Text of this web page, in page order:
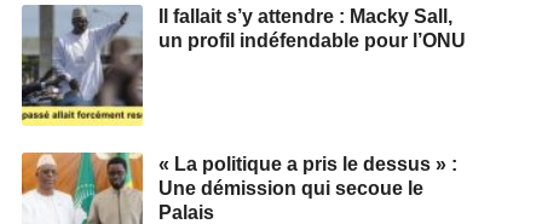
Il fallait s’y attendre : Macky Sall,
un profil indéfendable pour l’ONU
« La politique a pris le dessus » :
Une démission qui secoue le
Palais